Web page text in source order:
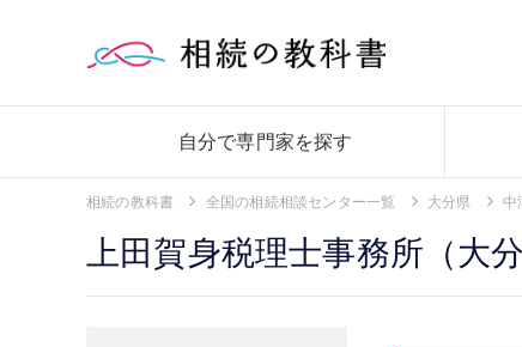
自分で専門家を探す
相続の教科書 全国の相続相談センター一覧 大分県 中
上田賀身税理士事務所（大